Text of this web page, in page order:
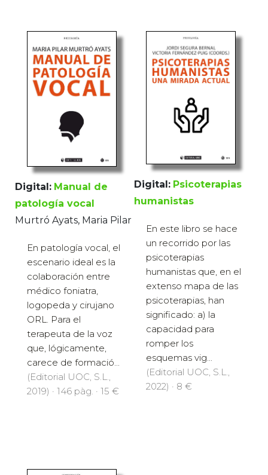
Digital: Manual de
patología vocal
Murtró Ayats, Maria Pilar
En patología vocal, el
escenario ideal es la
colaboración entre
médico foniatra,
logopeda y cirujano
ORL. Para el
terapeuta de la voz
que, lógicamente,
carece de formació...
(Editorial UOC, S.L.,
2019) · 146 pàg. · 15 €
Digital: Psicoterapias
humanistas
En este libro se hace
un recorrido por las
psicoterapias
humanistas que, en el
extenso mapa de las
psicoterapias, han
significado: a) la
capacidad para
romper los
esquemas vig...
(Editorial UOC, S.L.,
2022) · 8 €